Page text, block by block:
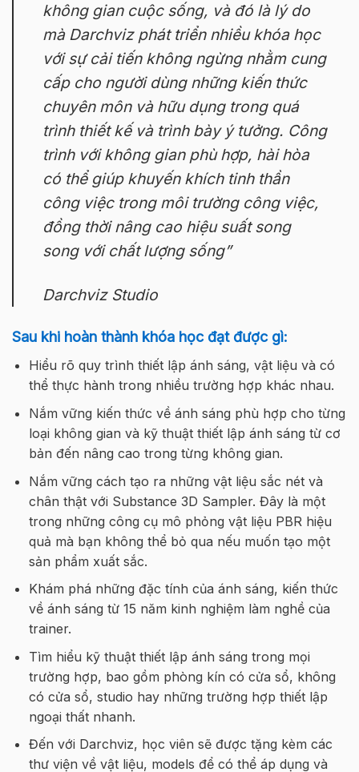
không gian cuộc sống, và đó là lý do
mà Darchviz phát triển nhiều khóa học
với sự cải tiến không ngừng nhằm cung
cấp cho người dùng những kiến thức
chuyên môn và hữu dụng trong quá
trình thiết kế và trình bày ý tưởng. Công
trình với không gian phù hợp, hài hòa
có thể giúp khuyến khích tinh thần
công việc trong môi trường công việc,
đồng thời nâng cao hiệu suất song
song với chất lượng sống”
Darchviz Studio
Sau khi hoàn thành khóa học đạt được gì:
Hiểu rõ quy trình thiết lập ánh sáng, vật liệu và có
thể thực hành trong nhiều trường hợp khác nhau.
Nắm vững kiến thức về ánh sáng phù hợp cho từng
loại không gian và kỹ thuật thiết lập ánh sáng từ cơ
bản đến nâng cao trong từng không gian.
Nắm vững cách tạo ra những vật liệu sắc nét và
chân thật với Substance 3D Sampler. Đây là một
trong những công cụ mô phỏng vật liệu PBR hiệu
quả mà bạn không thể bỏ qua nếu muốn tạo một
sản phẩm xuất sắc.
Khám phá những đặc tính của ánh sáng, kiến thức
về ánh sáng từ 15 năm kinh nghiệm làm nghề của
trainer.
Tìm hiểu kỹ thuật thiết lập ánh sáng trong mọi
trường hợp, bao gồm phòng kín có cửa sổ, không
có cửa sổ, studio hay những trường hợp thiết lập
ngoại thất nhanh.
Đến với Darchviz, học viên sẽ được tặng kèm các
thư viện về vật liệu, models để có thể áp dụng và